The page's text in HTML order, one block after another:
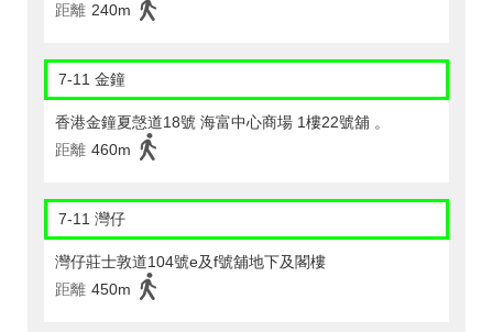
距離 240m
7-11 金鐘
香港金鐘夏愨道18號 海富中心商場 1樓22號舖 。
距離 460m
7-11 灣仔
灣仔莊士敦道104號e及f號舖地下及閣樓
距離 450m